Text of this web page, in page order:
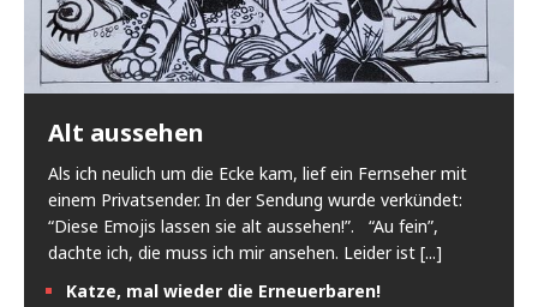
Alt aussehen
Als ich neulich um die Ecke kam, lief ein Fernseher mit
einem Privatsender. In der Sendung wurde verkündet:
“Diese Emojis lassen sie alt aussehen!”. “Au fein”,
dachte ich, die muss ich mir ansehen. Leider ist [...]
Katze, mal wieder die Erneuerbaren!